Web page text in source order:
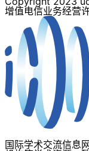
增值电信业务经营
国际学术交流信息